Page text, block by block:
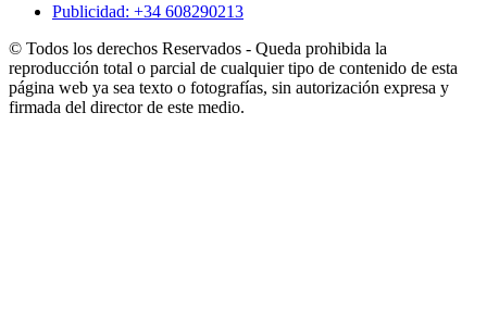
Publicidad: +34 608290213
© Todos los derechos Reservados - Queda prohibida la
reproducción total o parcial de cualquier tipo de contenido de esta
página web ya sea texto o fotografías, sin autorización expresa y
firmada del director de este medio.